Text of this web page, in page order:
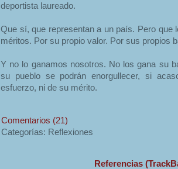
deportista laureado.
Que sí, que representan a un país. Pero que
méritos. Por su propio valor. Por sus propios
Y no lo ganamos nosotros. No los gana su
su pueblo se podrán enorgullecer, si
esfuerzo, ni de su mérito.
Comentarios (21)
Categorías: Reflexiones
Referencias